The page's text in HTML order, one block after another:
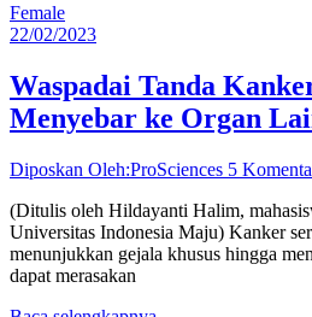
Female
22/02/2023
Waspadai Tanda
Menyebar ke Organ
Diposkan Oleh:ProSciences 5
(Ditulis oleh Hildayanti Halim,
Universitas Indonesia Maju) Kanker
menunjukkan gejala khusus hingga
dapat merasakan